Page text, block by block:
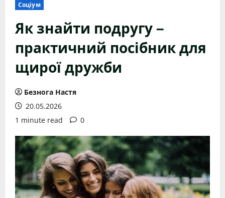
Соціум
Як знайти подругу –
практичний посібник для
щирої дружби
Безнога Настя
20.05.2026
1 minute read
0